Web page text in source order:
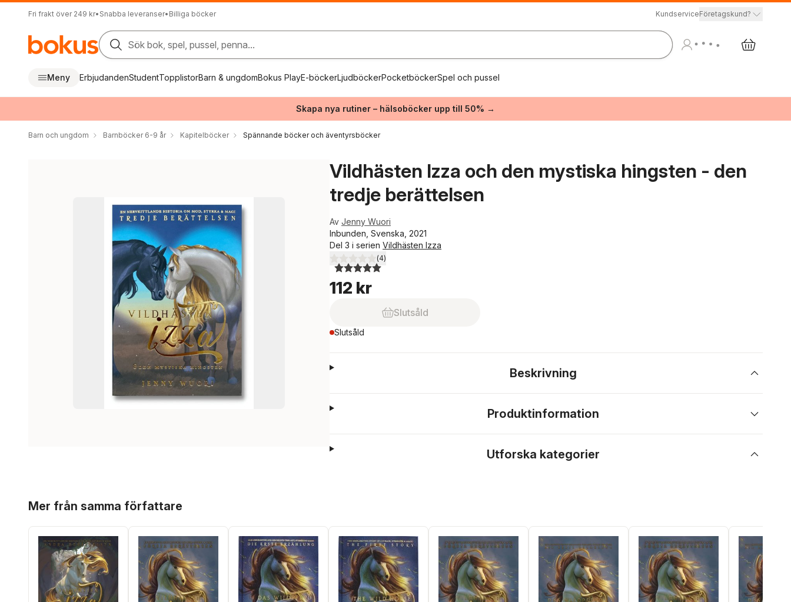
Fri frakt över 249 kr• Snabba leveranser• Billiga böcker KundserviceFöretagskund?
Sök bok, spel, pussel, penna...
Meny ErbjudandenStudentTopplistorBarn & ungdomBokus PlayE-böckerLjudböckerPocketböckerSpel och pussel
Skapa nya rutiner – hälsoböcker upp till 50% →
Barn och ungdom Barnböcker 6-9 år Kapitelböcker Spännande böcker och äventyrsböcker
Vildhästen Izza och den mystiska hingsten - den
tredje berättelsen
Av Jenny Wuori
Inbunden, Svenska, 2021
Del 3 i serien Vildhästen Izza
5,0utav 5 stjärnor. Totalt antal röster:
(4)
112 kr
Slutsåld
Slutsåld
Beskrivning
Produktinformation
Utforska kategorier
Mer från samma författare